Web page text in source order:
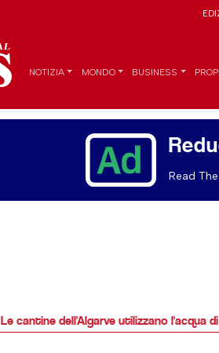
NOTIZIA MONDO BUSINESS
Read
Le cantine dell'Algarve utilizzano l'acqua